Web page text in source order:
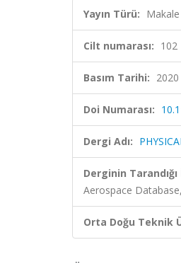
Yayın Türü:
Cilt numarası: 102
Basım Tarihi: 2020
Doi Numarası:
Dergi Adı:
Derginin
Aerospace
Orta Doğu Teknik